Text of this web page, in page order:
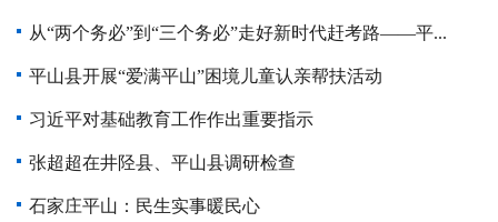
从“两个务必”到“三个务必”走好新时代赶考路——平...
平山县开展“爱满平山”困境儿童认亲帮扶活动
习近平对基础教育工作作出重要指示
张超超在井陉县、平山县调研检查
石家庄平山：民生实事暖民心